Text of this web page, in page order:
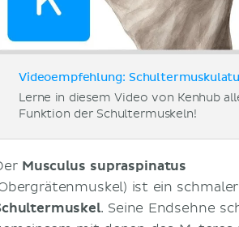
Videoempfehlung:
Lerne in diesem Video von Kenhub
Funktion der Schultermuskeln!
Musculus supraspinatus
ist ein
. Seine Endsehne